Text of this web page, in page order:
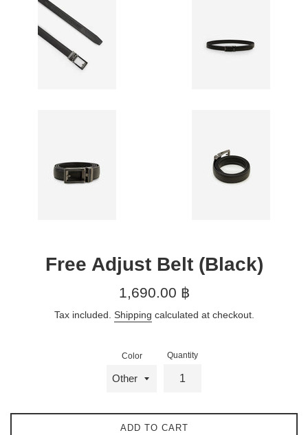
Free Adjust Belt (Black)
Regular
1,690.00 ฿
Tax included. Shipping calculated at checkout.
Color Quantity
ADD TO CART